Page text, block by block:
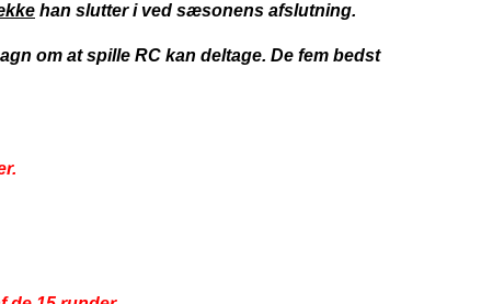
han slutter i ved sæsonens afslutning.
om at spille RC kan deltage. De fem bedst